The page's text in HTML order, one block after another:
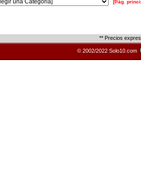
[Pág.
** Precios
© 2002/2022 Solo10.com